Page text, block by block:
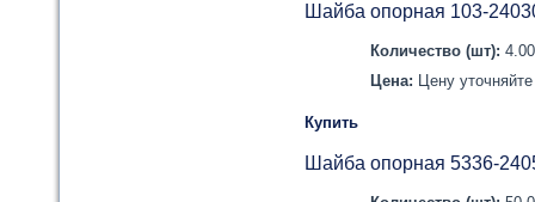
Шайба опорная 103-
Количество (шт):
Цена: Цену
Купить
Шайба опорная 5336-